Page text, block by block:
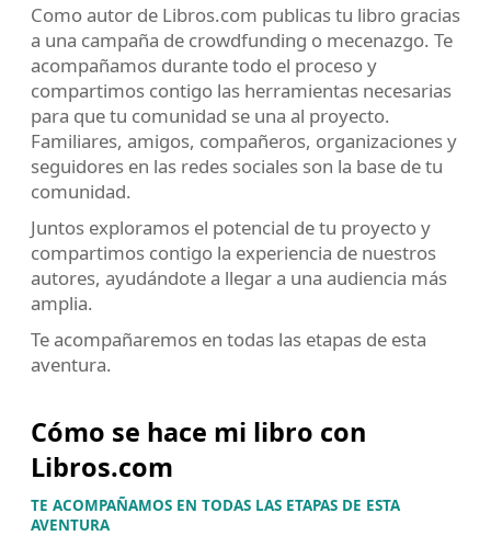
Como autor de Libros.com publicas tu libro gracias
a una campaña de crowdfunding o mecenazgo. Te
acompañamos durante todo el proceso y
compartimos contigo las herramientas necesarias
para que tu comunidad se una al proyecto.
Familiares, amigos, compañeros, organizaciones y
seguidores en las redes sociales son la base de tu
comunidad.
Juntos exploramos el potencial de tu proyecto y
compartimos contigo la experiencia de nuestros
autores, ayudándote a llegar a una audiencia más
amplia.
Te acompañaremos en todas las etapas de esta
aventura.
Cómo se hace mi libro con
Libros.com
TE ACOMPAÑAMOS EN TODAS LAS ETAPAS DE ESTA
AVENTURA